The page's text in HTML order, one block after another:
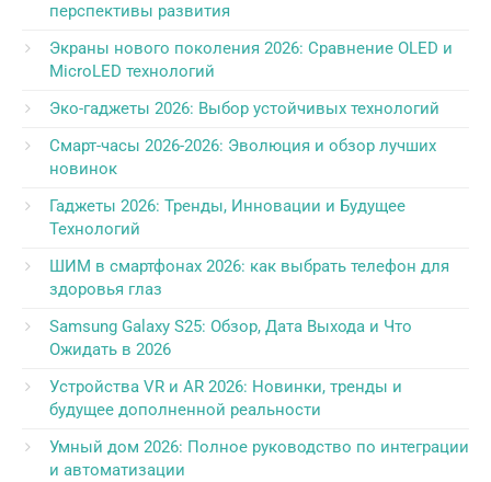
перспективы развития
Экраны нового поколения 2026: Сравнение OLED и
MicroLED технологий
Эко-гаджеты 2026: Выбор устойчивых технологий
Смарт-часы 2026-2026: Эволюция и обзор лучших
новинок
Гаджеты 2026: Тренды, Инновации и Будущее
Технологий
ШИМ в смартфонах 2026: как выбрать телефон для
здоровья глаз
Samsung Galaxy S25: Обзор, Дата Выхода и Что
Ожидать в 2026
Устройства VR и AR 2026: Новинки, тренды и
будущее дополненной реальности
Умный дом 2026: Полное руководство по интеграции
и автоматизации